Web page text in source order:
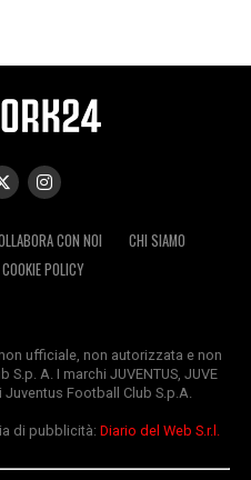
CON NOI
CHI SIAMO
POLICY
ufficiale, non autorizzata e non
A. I marchi JUVENTUS, JUVE
Football Club S.p.A.
di pubblicità:Diario del Web S.r.l.